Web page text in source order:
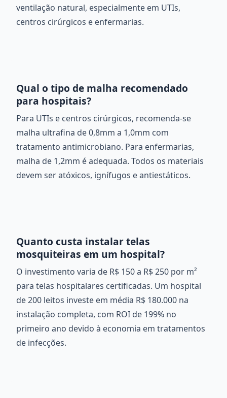
ventilação natural, especialmente em UTIs,
centros cirúrgicos e enfermarias.
Qual o tipo de malha recomendado
para hospitais?
Para UTIs e centros cirúrgicos, recomenda-se
malha ultrafina de 0,8mm a 1,0mm com
tratamento antimicrobiano. Para enfermarias,
malha de 1,2mm é adequada. Todos os materiais
devem ser atóxicos, ignífugos e antiestáticos.
Quanto custa instalar telas
mosquiteiras em um hospital?
O investimento varia de R$ 150 a R$ 250 por m²
para telas hospitalares certificadas. Um hospital
de 200 leitos investe em média R$ 180.000 na
instalação completa, com ROI de 199% no
primeiro ano devido à economia em tratamentos
de infecções.